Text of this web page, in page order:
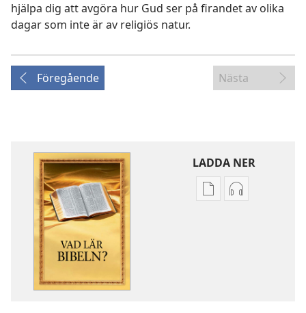
hjälpa dig att avgöra hur Gud ser på firandet av olika
dagar som inte är av religiös natur.
Föregående Nästa
LADDA NER
Valmöjligheter